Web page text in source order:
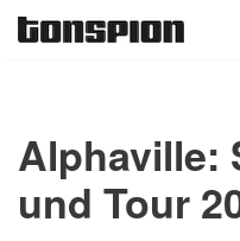
Alphaville:
und Tour